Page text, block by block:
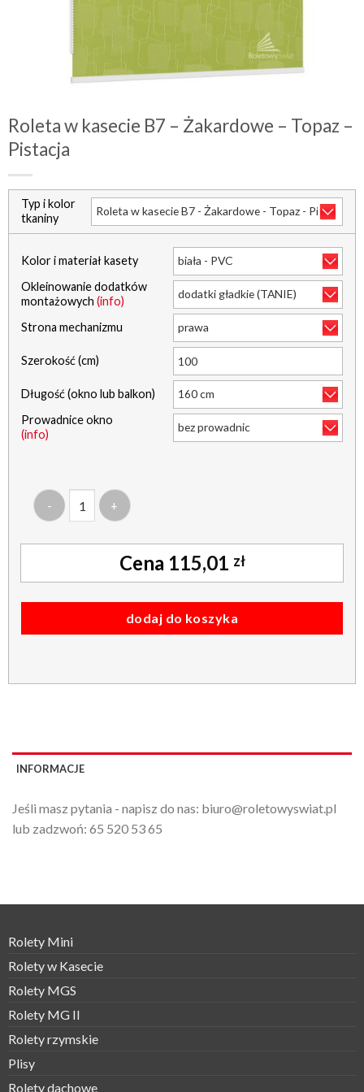
Roleta w kasecie B7 – Żakardowe – Topaz –
Pistacja
Typ i kolor
tkaniny
Kolor i materiał kasety
Okleinowanie dodatków
montażowych (info)
Strona mechanizmu
Szerokość (cm)
Długość (okno lub balkon)
Prowadnice okno
(info)
ilość roleta w kasecie b7 - żakardowe - topaz - pistacja
dodaj do koszyka
115,01 zł
INFORMACJE
Jeśli masz pytania - napisz do nas: biuro@roletowyswiat.pl
lub zadzwoń: 65 520 53 65
Rolety Mini
Rolety w Kasecie
Rolety MGS
Rolety MG II
Rolety rzymskie
Plisy
Rolety dachowe